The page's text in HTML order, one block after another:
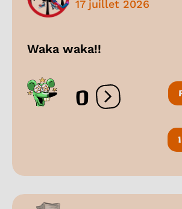
17 juillet 2026
Waka waka!!
0 Ouvrir les